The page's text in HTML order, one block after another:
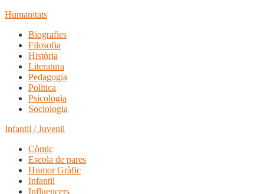
Humanitats
Biografies
Filosofia
Història
Literatura
Pedagogia
Política
Psicologia
Sociologia
Infantil / Juvenil
Còmic
Escola de pares
Humor Gràfic
Infantil
Influencers